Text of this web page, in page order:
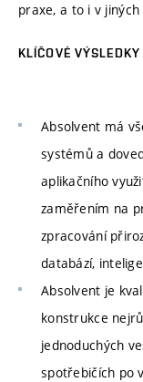
praxe, a to i v
KLÍČOVÉ VÝSLEDKY
Absolvent má
systémů a
aplikačního
zaměřením na
zpracování
databází,
Absolvent je
konstrukce
jednoduchých
spotřebičích po